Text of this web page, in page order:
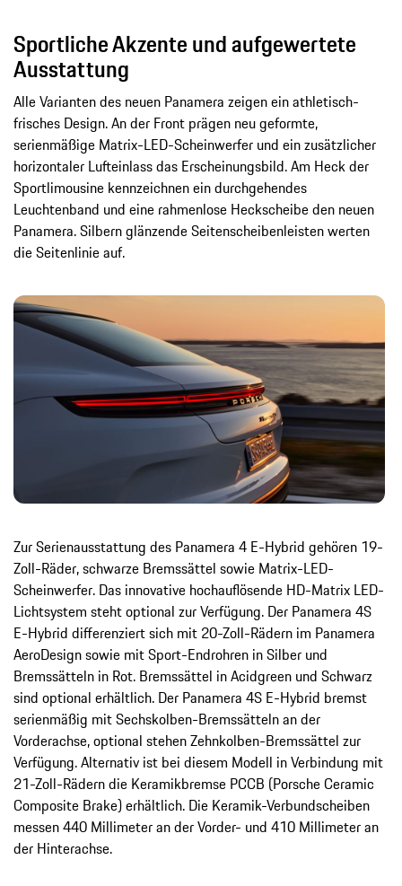
Sportliche Akzente und aufgewertete
Ausstattung
Alle Varianten des neuen Panamera zeigen ein athletisch-
frisches Design. An der Front prägen neu geformte,
serienmäßige Matrix-LED-Scheinwerfer und ein zusätzlicher
horizontaler Lufteinlass das Erscheinungsbild. Am Heck der
Sportlimousine kennzeichnen ein durchgehendes
Leuchtenband und eine rahmenlose Heckscheibe den neuen
Panamera. Silbern glänzende Seitenscheibenleisten werten
die Seitenlinie auf.
Zur Serienausstattung des Panamera 4 E-Hybrid gehören 19-
Zoll-Räder, schwarze Bremssättel sowie Matrix-LED-
Scheinwerfer. Das innovative hochauflösende HD-Matrix LED-
Lichtsystem steht optional zur Verfügung. Der Panamera 4S
E-Hybrid differenziert sich mit 20-Zoll-Rädern im Panamera
AeroDesign sowie mit Sport-Endrohren in Silber und
Bremssätteln in Rot. Bremssättel in Acidgreen und Schwarz
sind optional erhältlich. Der Panamera 4S E-Hybrid bremst
serienmäßig mit Sechskolben-Bremssätteln an der
Vorderachse, optional stehen Zehnkolben-Bremssättel zur
Verfügung. Alternativ ist bei diesem Modell in Verbindung mit
21-Zoll-Rädern die Keramikbremse PCCB (Porsche Ceramic
Composite Brake) erhältlich. Die Keramik-Verbundscheiben
messen 440 Millimeter an der Vorder- und 410 Millimeter an
der Hinterachse.